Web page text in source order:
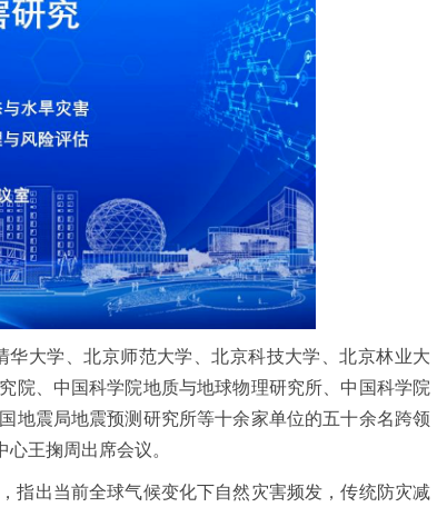
大学、北京师范大学、北京科技大学、北京林业大
院、中国科学院地质与地球物理研究所、中国科学院
地震局地震预测研究所等十余家单位的五十余名跨领
王掬周出席会议。
指出当前全球气候变化下自然灾害频发，传统防灾减